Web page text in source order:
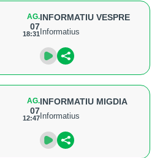
AG.
07
18:31
INFORMATIU VESPRE
Informatius
AG.
07
12:47
INFORMATIU MIGDIA
Informatius